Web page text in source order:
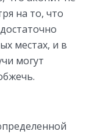
на то, что
местах, и в
могут